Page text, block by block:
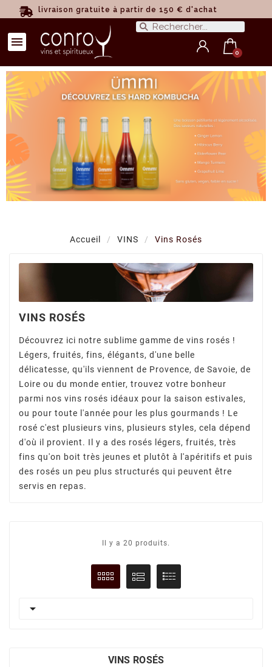
livraison gratuite à partir de 150 € d'achat
Accueil VINS Vins Rosés
VINS ROSÉS
Découvrez ici notre sublime gamme de vins rosés !
Légers, fruités, fins, élégants, d'une belle
délicatesse, qu'ils viennent de Provence, de Savoie, de
Loire ou du monde entier, trouvez votre bonheur
parmi nos vins rosés idéaux pour la saison estivales,
ou pour toute l'année pour les plus gourmands ! Le
rosé c'est plusieurs vins, plusieurs styles, cela dépend
d'où il provient. Il y a des rosés légers, fruités, très
fins qu'on boit très jeunes et plutôt à l'apéritifs et puis
des rosés un peu plus structurés qui peuvent être
servis en repas.
Il y a 20 produits.

VINS ROSÉS